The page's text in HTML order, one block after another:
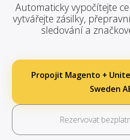
Automaticky vypočítejte
vytvářejte zásilky,
sledování a
Propojit Magento +
Sweden
Rezervovat